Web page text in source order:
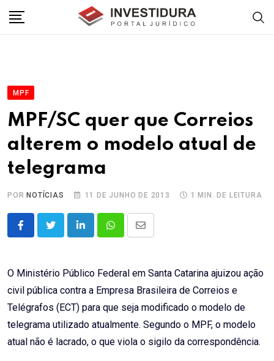
MPF
MPF/SC quer que Correios
alterem o modelo atual de
telegrama
POR NOTÍCIAS 11 DE JUNHO DE 2013 1 MIN. DE LEITURA
LinkedInWhatsappShare
Email
O Ministério Público Federal em Santa Catarina ajuizou ação
civil pública contra a Empresa Brasileira de Correios e
Telégrafos (ECT) para que seja modificado o modelo de
telegrama utilizado atualmente. Segundo o MPF, o modelo
atual não é lacrado, o que viola o sigilo da correspondência.